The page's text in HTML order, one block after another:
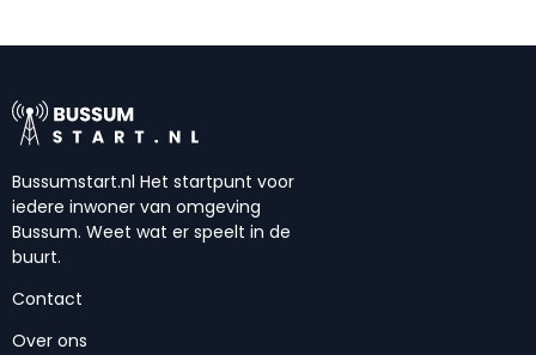
Bussumstart.nl Het startpunt voor
iedere inwoner van omgeving
Bussum. Weet wat er speelt in de
buurt.
Contact
Over ons